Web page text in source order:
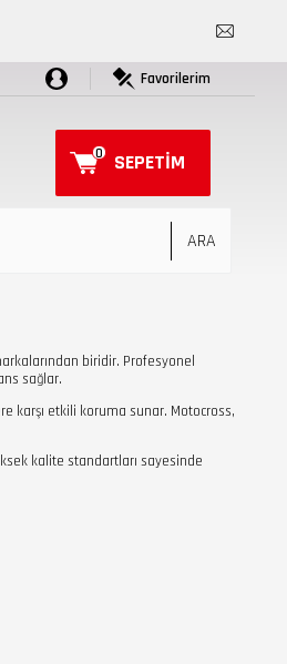
Favorilerim
SEPETIM
0
biridir. Profesyonel
sağlar.
karşı etkili koruma sunar. Motocross,
kalite standartları sayesinde